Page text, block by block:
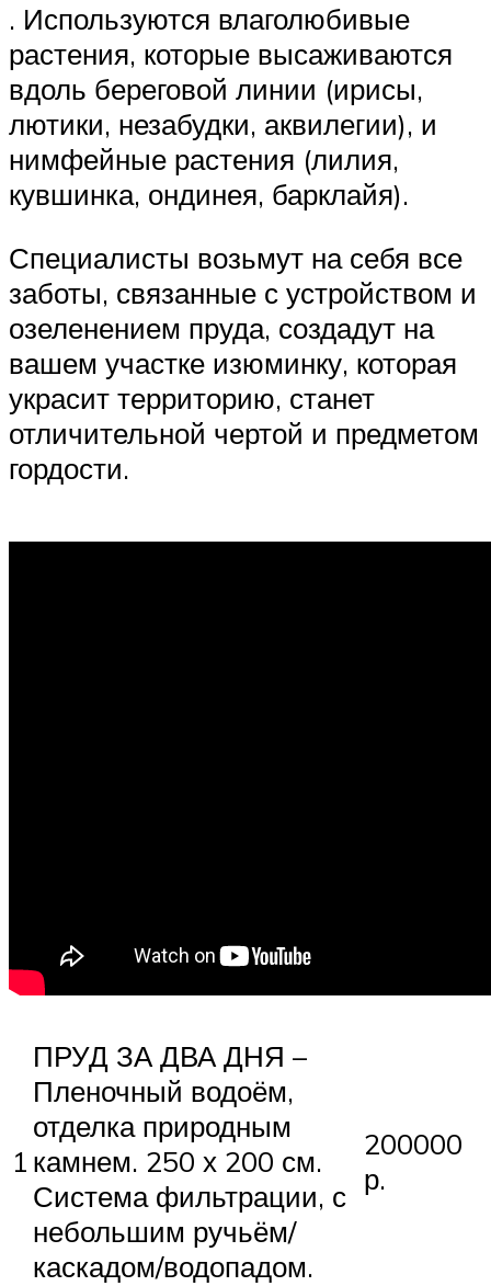
. Используются влаголюбивые
растения, которые высаживаются
вдоль береговой линии (ирисы,
лютики, незабудки, аквилегии), и
нимфейные растения (лилия,
кувшинка, ондинея, барклайя).
Специалисты возьмут на себя все
заботы, связанные с устройством и
озеленением пруда, создадут на
вашем участке изюминку, которая
украсит территорию, станет
отличительной чертой и предметом
гордости.
1
ПРУД ЗА ДВА ДНЯ –
Пленочный водоём,
отделка природным
камнем. 250 х 200 см.
Система фильтрации, с
небольшим ручьём/
каскадом/водопадом.
200000
р.